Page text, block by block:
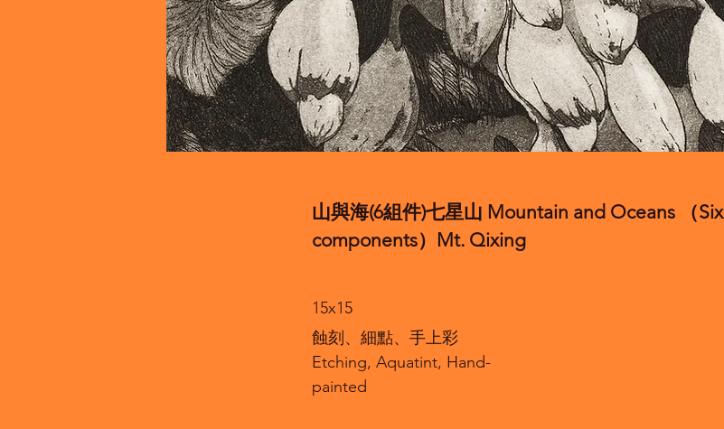
山與海(6組件)七星山 Mountain and Oceans （Six
components）Mt. Qixing
15x15
蝕刻、細點、手上彩
Etching, Aquatint, Hand-
painted